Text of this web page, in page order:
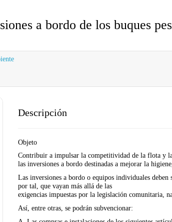
a bordo de los buques
Descripción
Objeto
Contribuir a impulsar la competitividad de la flota y
las inversiones a bordo destinadas a mejorar la
Las inversiones a bordo o equipos individuales
por tal, que vayan más allá de las
exigencias impuestas por la legislación comunitaria,
Así, entre otras, se podrán subvencionar: